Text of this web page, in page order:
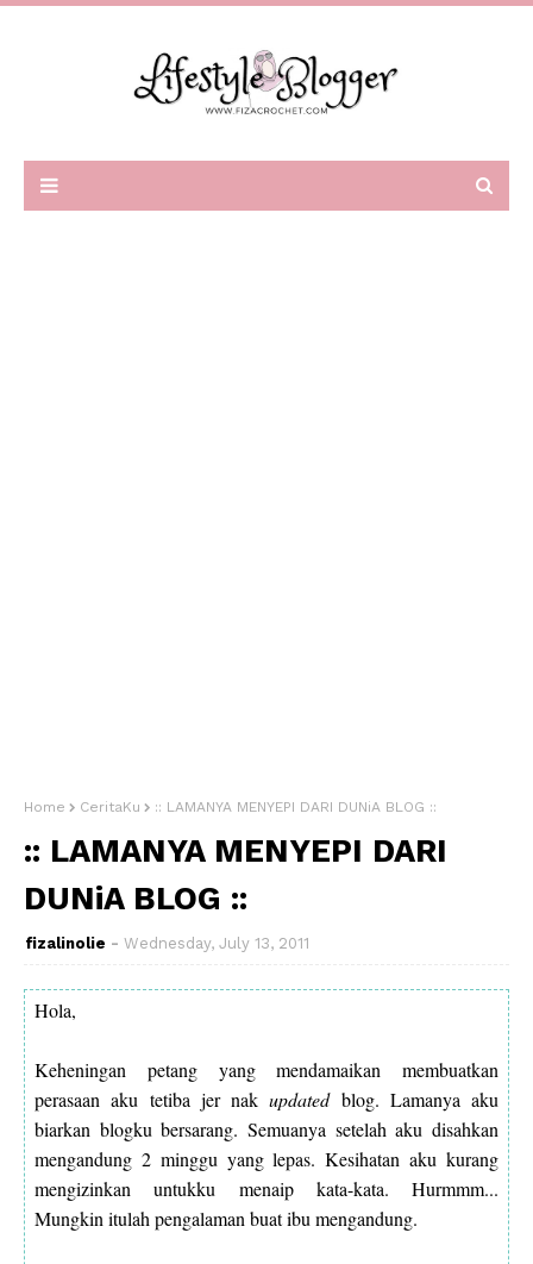
Home CeritaKu :: LAMANYA MENYEPI DARI DUNiA BLOG ::
:: LAMANYA MENYEPI DARI
DUNiA BLOG ::
fizalinolie Wednesday, July 13, 2011
Hola,
Keheningan petang yang mendamaikan membuatkan
perasaan aku tetiba jer nakupdatedblog. Lamanya aku
biarkan blogku bersarang. Semuanya setelah aku disahkan
mengandung 2 minggu yang lepas. Kesihatan aku kurang
mengizinkan untukku menaip kata-kata. Hurmmm...
Mungkin itulah pengalaman buat ibu mengandung.